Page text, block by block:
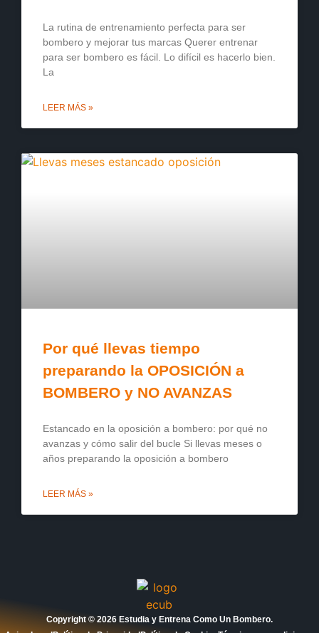
La rutina de entrenamiento perfecta para ser
bombero y mejorar tus marcas Querer entrenar
para ser bombero es fácil. Lo difícil es hacerlo bien.
La
LEER MÁS »
Por qué llevas tiempo
preparando la OPOSICIÓN a
BOMBERO y NO AVANZAS
Estancado en la oposición a bombero: por qué no
avanzas y cómo salir del bucle Si llevas meses o
años preparando la oposición a bombero
LEER MÁS »
Copyright © 2026 Estudia y Entrena Como Un Bombero.